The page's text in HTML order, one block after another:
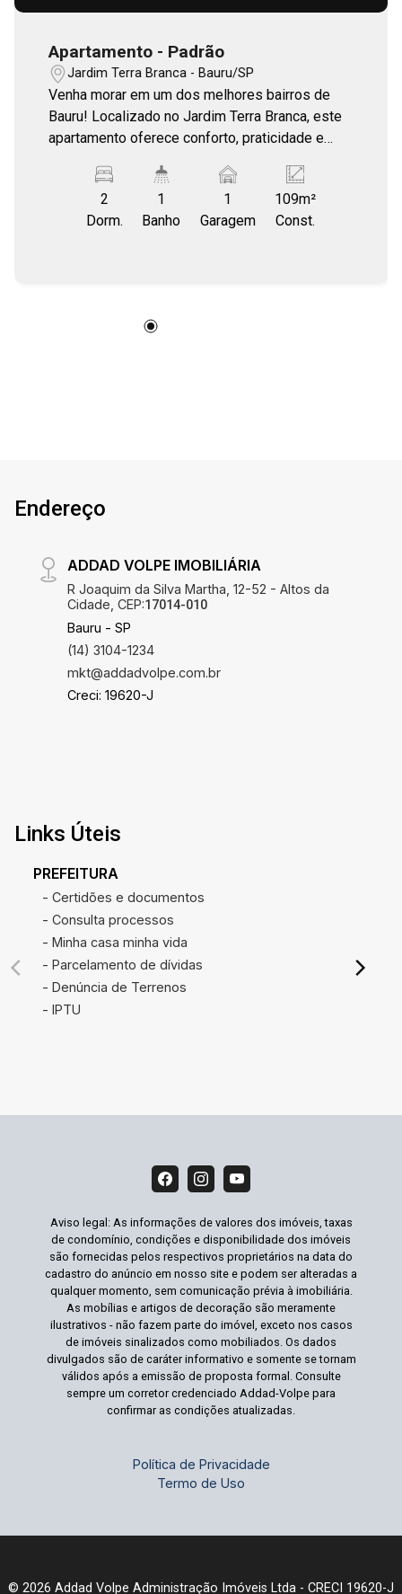
Apartamento - Padrão
Jardim Terra Branca - Bauru/SP
Venha morar em um dos melhores bairros de
Bauru! Localizado no Jardim Terra Branca, este
apartamento oferece conforto, praticidade e
supermercado Confiança, farmácias, academias
e das principais vias de acesso da cidade,
facilitando o dia a dia de quem busca
pequena mobília que traz praticidade e charme
2
Dorm.
1
Banho
1
Garagem
109m²
Const.
Endereço
ADDAD VOLPE IMOBILIÁRIA
R Joaquim da Silva Martha, 12-52 - Altos da
Cidade, CEP:17014-010
Bauru - SP
(14) 3104-1234
mkt@addadvolpe.com.br
Creci: 19620-J
Links Úteis
PREFEITURA
- Certidões e documentos
- Consulta processos
- Minha casa minha vida
- Parcelamento de dívidas
- Denúncia de Terrenos
- IPTU
Aviso legal: As informações de valores dos imóveis, taxas
de condomínio, condições e disponibilidade dos imóveis
são fornecidas pelos respectivos proprietários na data do
cadastro do anúncio em nosso site e podem ser alteradas a
qualquer momento, sem comunicação prévia à imobiliária.
As mobílias e artigos de decoração são meramente
ilustrativos - não fazem parte do imóvel, exceto nos casos
de imóveis sinalizados como mobiliados. Os dados
divulgados são de caráter informativo e somente se tornam
válidos após a emissão de proposta formal. Consulte
sempre um corretor credenciado Addad-Volpe para
confirmar as condições atualizadas.
Política de Privacidade
Termo de Uso
© 2026 Addad Volpe Administração Imóveis Ltda - CRECI 19620-J